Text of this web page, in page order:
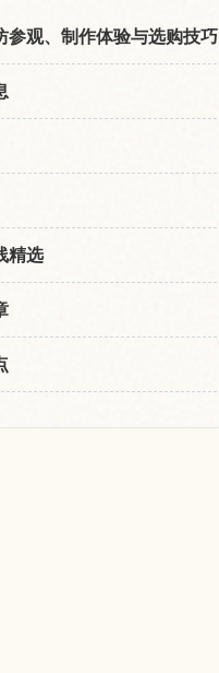
参观、制作体验与选购技巧
精选